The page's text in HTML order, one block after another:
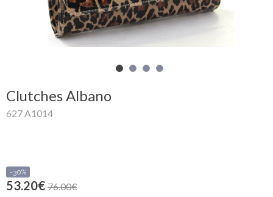
Femme
Homme
Clutches Albano
627 A1014
-30%
53.20€ 76.00€